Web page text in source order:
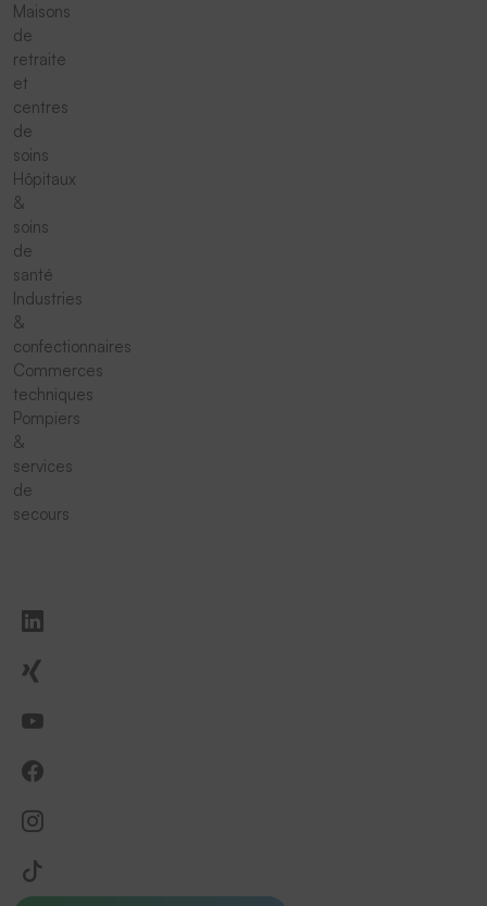
Maisons
de
retraite
et
centres
de
soins
Hôpitaux
&
soins
de
santé
Industries
&
confectionnaires
Commerces
techniques
Pompiers
&
services
de
secours